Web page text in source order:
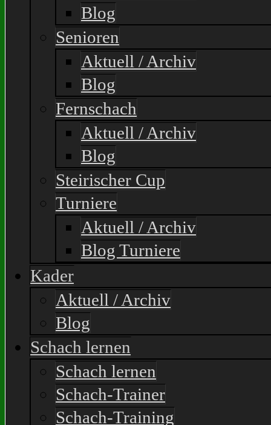
Blog
Senioren
Aktuell / Archiv
Blog
Fernschach
Aktuell / Archiv
Blog
Steirischer Cup
Turniere
Aktuell / Archiv
Blog Turniere
Kader
Aktuell / Archiv
Blog
Schach lernen
Schach lernen
Schach-Trainer
Schach-Training